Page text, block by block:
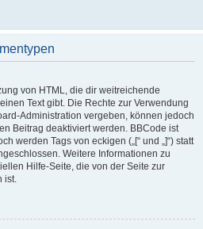
von HTML, die dir weitreichende
Text gibt. Die Rechte zur Verwendung
Administration vergeben, können jedoch
Beitrag deaktiviert werden. BBCode ist
werden Tags von eckigen („[“ und „]“) statt
Weitere Informationen zu
Hilfe-Seite, die von der Seite zur
ist.